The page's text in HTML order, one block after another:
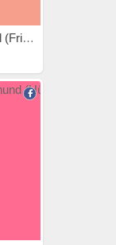
Schweinehund (Frisbee)